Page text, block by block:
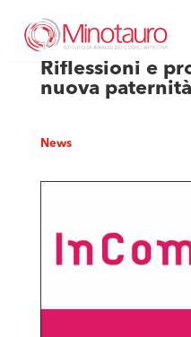
Riflessioni e
nuova paternità
News